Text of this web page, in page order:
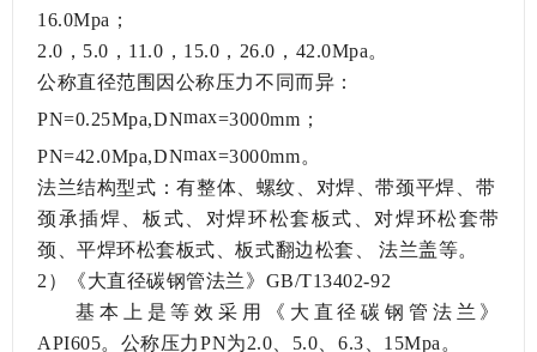
16.0Mpa；
2.0，5.0，11.0，15.0，26.0，42.0Mpa。
公称直径范围因公称压力不同而异：
PN=0.25Mpa,DNmax=3000mm；
PN=42.0Mpa,DNmax=3000mm。
法兰结构型式：有整体、螺纹、对焊、带颈平焊、带
颈承插焊、板式、对焊环松套板式、对焊环松套带
颈、平焊环松套板式、板式翻边松套、法兰盖等。
2）《大直径碳钢管法兰》GB/T13402-92
基本上是等效采用《大直径碳钢管法兰》
API605。公称压力PN为2.0、5.0、6.3、15Mpa。